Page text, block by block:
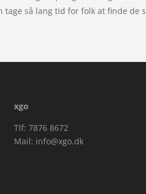
så lang tid for folk at finde de
xgo
Tlf: 7876 8672
Mail: info@xgo.dk